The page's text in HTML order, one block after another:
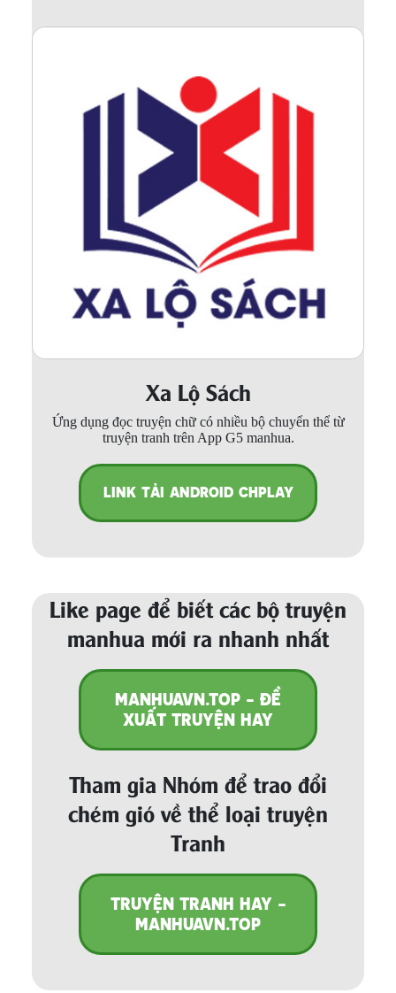
Xa Lộ Sách
Ứng dụng đọc truyện chữ có nhiều bộ chuyển thể từ
truyện tranh trên App G5 manhua.
LINK TẢI ANDROID CHPLAY
Like page để biết các bộ truyện
manhua mới ra nhanh nhất
MANHUAVN.TOP - ĐỀ
XUẤT TRUYỆN HAY
Tham gia Nhóm để trao đổi
chém gió về thể loại truyện
Tranh
TRUYỆN TRANH HAY -
MANHUAVN.TOP